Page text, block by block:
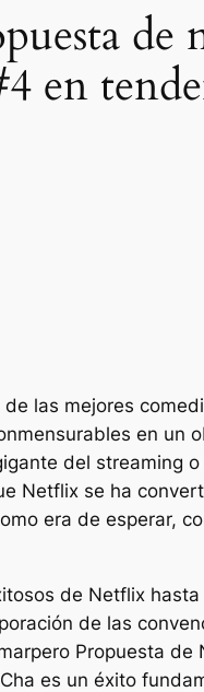
de
en
las mejores
en un
del streaming
Netflix se ha
era de esperar,
de Netflix
de las
pero Propuesta de
es un éxito